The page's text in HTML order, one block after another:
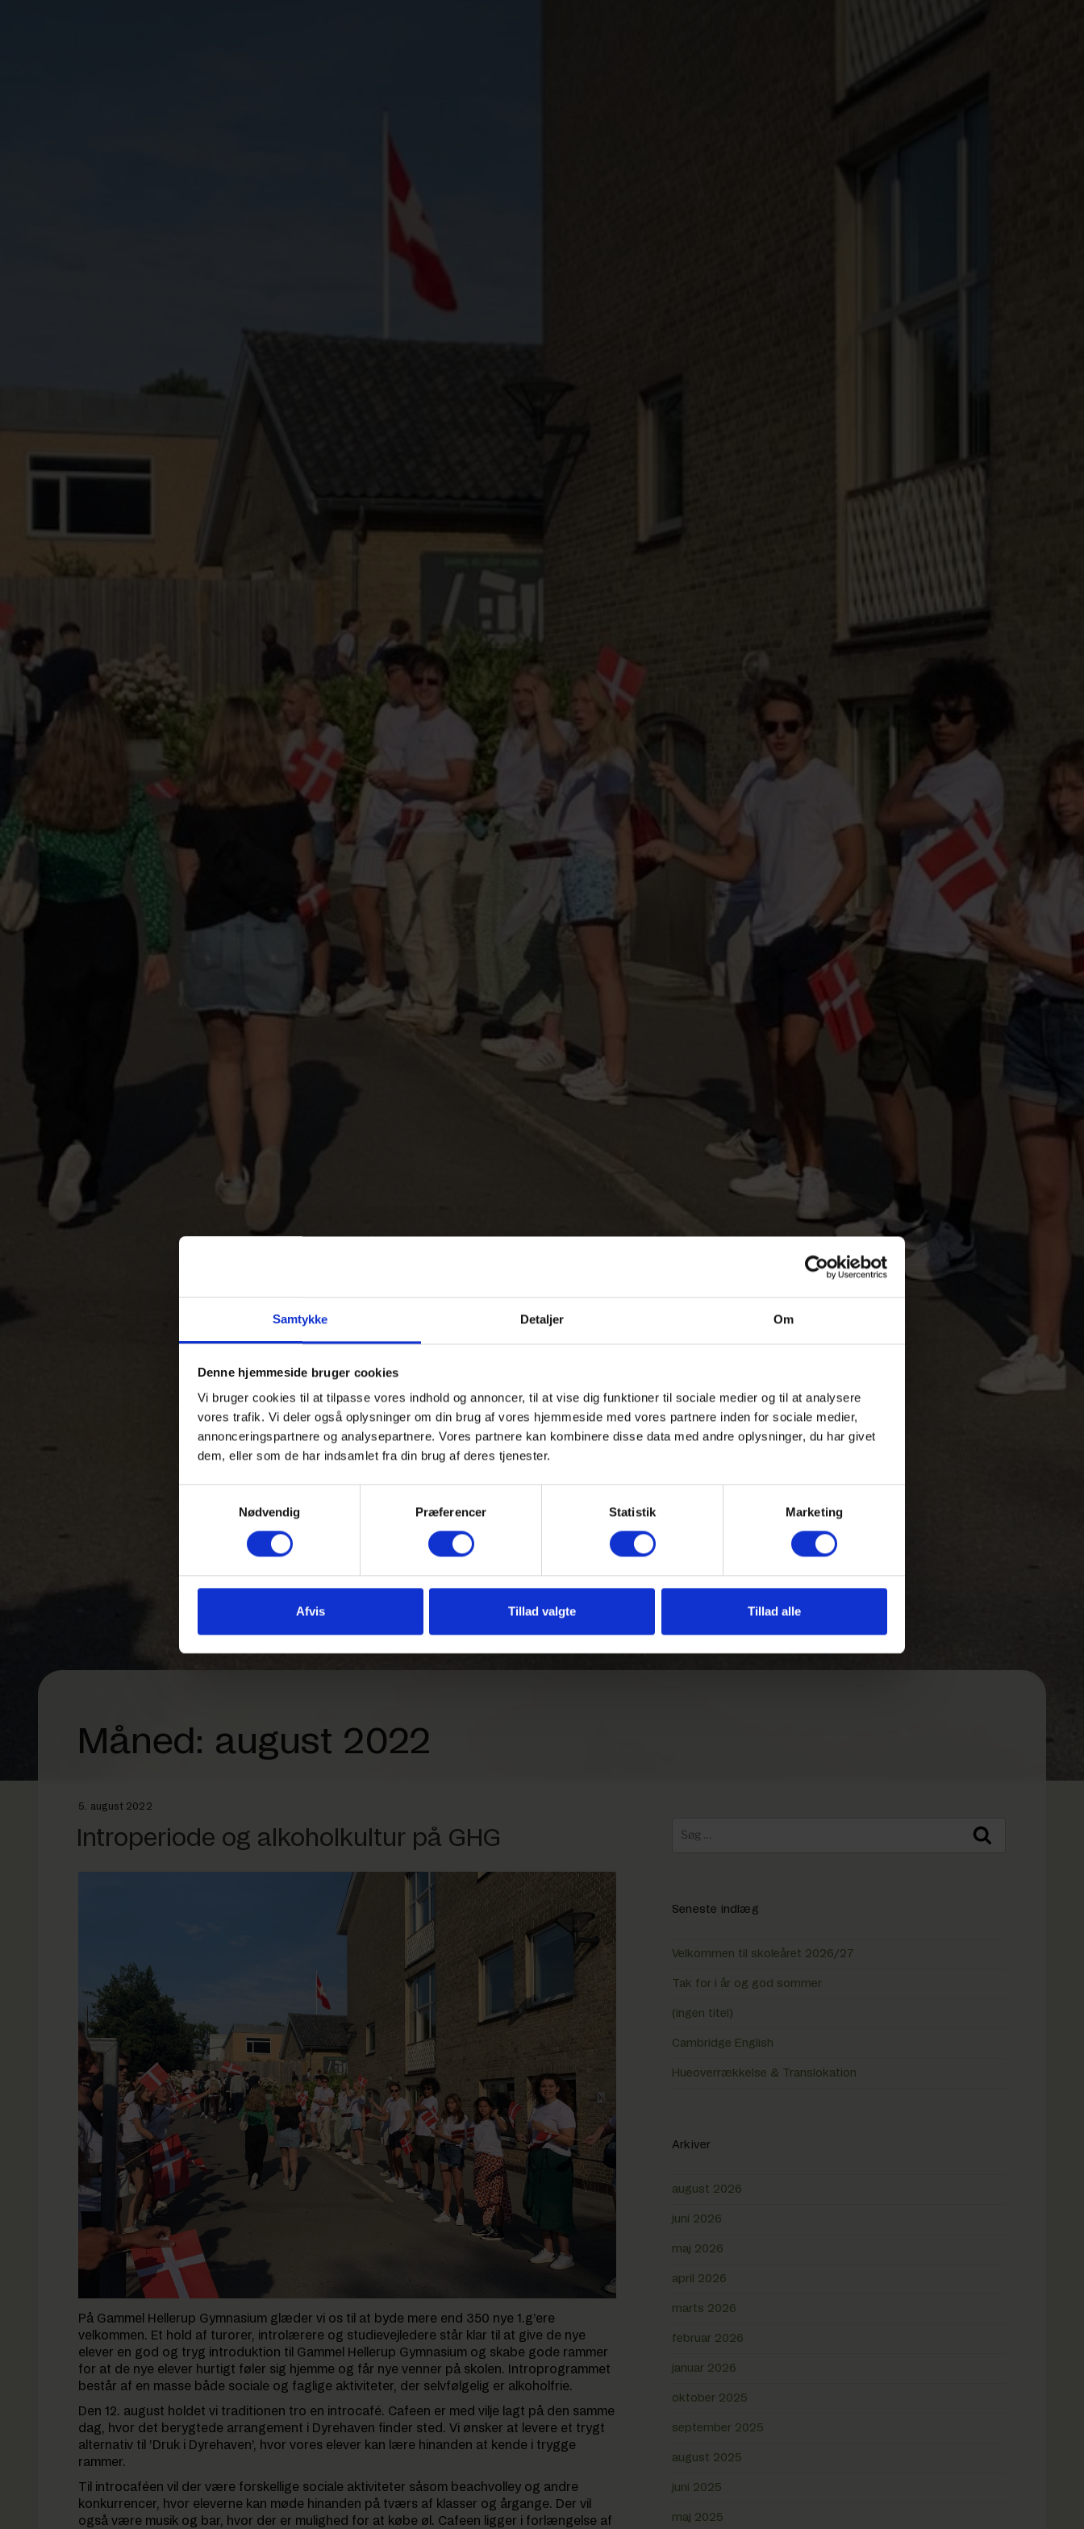
Samtykke Detaljer Om
Denne hjemmeside bruger cookies
Vi bruger cookies til at tilpasse vores indhold og annoncer, til at vise dig funktioner til sociale medier og til at analysere
vores trafik. Vi deler også oplysninger om din brug af vores hjemmeside med vores partnere inden for sociale medier,
annonceringspartnere og analysepartnere. Vores partnere kan kombinere disse data med andre oplysninger, du har givet
dem, eller som de har indsamlet fra din brug af deres tjenester.
Nødvendig
Præferencer Statistik Marketing
Afvis Tillad valgte Tillad alle
Måned: august 2022
UDGIVET
5. august 2022
Introperiode og alkoholkultur på GHG
På Gammel Hellerup Gymnasium glæder vi os til at byde mere end 350 nye 1.g’ere
velkommen. Et hold af turorer, introlærere og studievejledere står klar til at give de nye
elever en god og tryg introduktion til Gammel Hellerup Gymnasium og skabe gode rammer
for at de nye elever hurtigt føler sig hjemme og får nye venner på skolen. Introprogrammet
består af en masse både sociale og faglige aktiviteter, der selvfølgelig er alkoholfrie.
Den 12. august holdet vi traditionen tro en introcafé. Cafeen er med vilje lagt på den samme
dag, hvor det berygtede arrangement i Dyrehaven finder sted. Vi ønsker at levere et trygt
alternativ til ’Druk i Dyrehaven’, hvor vores elever kan lære hinanden at kende i trygge
rammer.
Til introcaféen vil der være forskellige sociale aktiviteter såsom beachvolley og andre
konkurrencer, hvor eleverne kan møde hinanden på tværs af klasser og årgange. Der vil
også være musik og bar, hvor der er mulighed for at købe øl. Cafeen ligger i forlængelse af
efter:
Seneste indlæg
Velkommen til skoleåret 2026/27
Tak for i år og god sommer
(ingen titel)
Cambridge English
Hueoverrækkelse & Translokation
Arkiver
august 2026
juni 2026
maj 2026
april 2026
marts 2026
februar 2026
januar 2026
oktober 2025
september 2025
august 2025
juni 2025
maj 2025